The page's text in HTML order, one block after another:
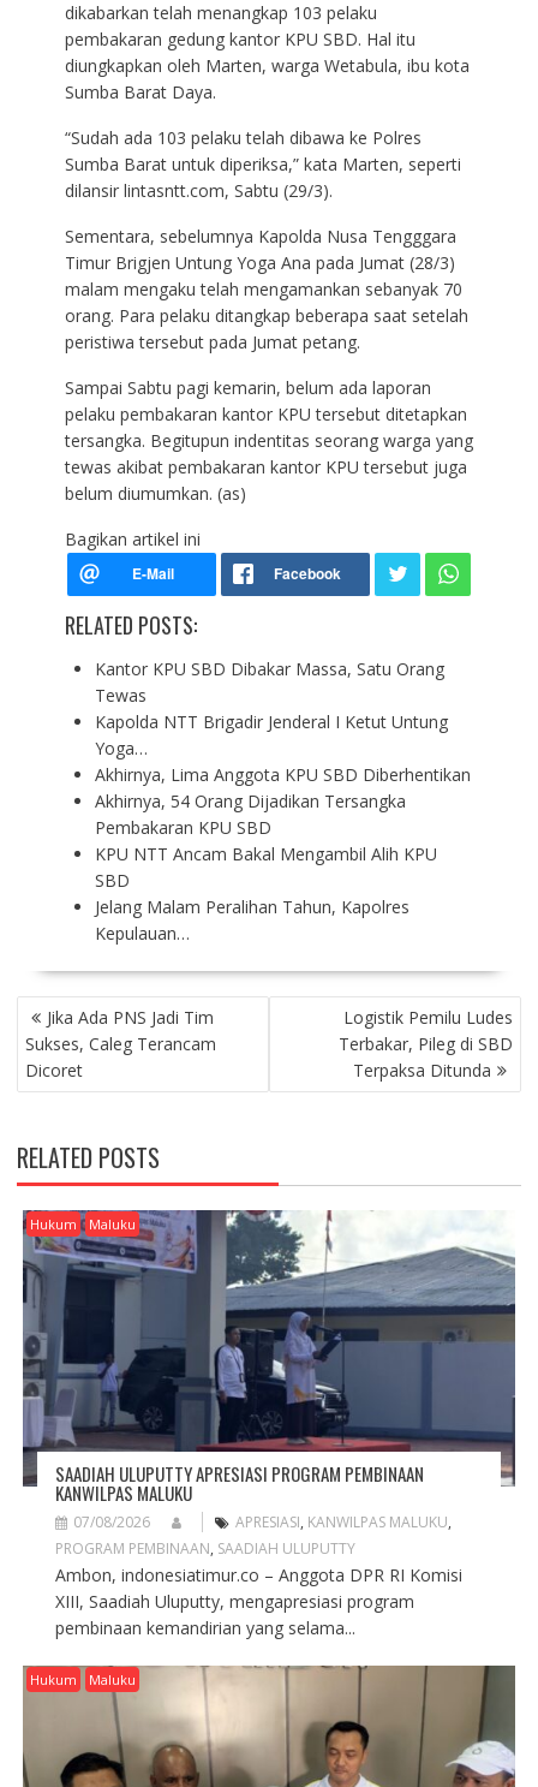
dikabarkan telah menangkap 103 pelaku
pembakaran gedung kantor KPU SBD. Hal itu
diungkapkan oleh Marten, warga Wetabula, ibu kota
Sumba Barat Daya.
“Sudah ada 103 pelaku telah dibawa ke Polres
Sumba Barat untuk diperiksa,” kata Marten, seperti
dilansir lintasntt.com, Sabtu (29/3).
Sementara, sebelumnya Kapolda Nusa Tengggara
Timur Brigjen Untung Yoga Ana pada Jumat (28/3)
malam mengaku telah mengamankan sebanyak 70
orang. Para pelaku ditangkap beberapa saat setelah
peristiwa tersebut pada Jumat petang.
Sampai Sabtu pagi kemarin, belum ada laporan
pelaku pembakaran kantor KPU tersebut ditetapkan
tersangka. Begitupun indentitas seorang warga yang
tewas akibat pembakaran kantor KPU tersebut juga
belum diumumkan. (as)
Bagikan artikel ini
RELATED POSTS:
Kantor KPU SBD Dibakar Massa, Satu Orang
Tewas
Kapolda NTT Brigadir Jenderal I Ketut Untung
Yoga…
Akhirnya, Lima Anggota KPU SBD Diberhentikan
Akhirnya, 54 Orang Dijadikan Tersangka
Pembakaran KPU SBD
KPU NTT Ancam Bakal Mengambil Alih KPU
SBD
Jelang Malam Peralihan Tahun, Kapolres
Kepulauan…
P
O
S
T
A
V
I
G
A
T
O
N
Jika Ada PNS Jadi Tim
Sukses, Caleg Terancam
Dicoret
Logistik Pemilu Ludes
Terbakar, Pileg di SBD
Terpaksa Ditunda
RELATED POSTS
Hukum Maluku
SAADIAH ULUPUTTY APRESIASI PROGRAM PEMBINAAN
KANWILPAS MALUKU
07/08/2026 APRESIASI, KANWILPAS MALUKU,
PROGRAM PEMBINAAN, SAADIAH ULUPUTTY
Ambon, indonesiatimur.co – Anggota DPR RI Komisi
XIII, Saadiah Uluputty, mengapresiasi program
pembinaan kemandirian yang selama...
Hukum Maluku